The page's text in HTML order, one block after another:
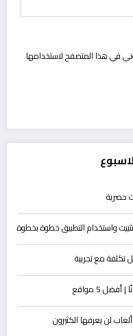
في هذا المتصفح لاستخدامها
تكلفة مع تجريبة
5 مواقع
لن يعرفها الكثيرون